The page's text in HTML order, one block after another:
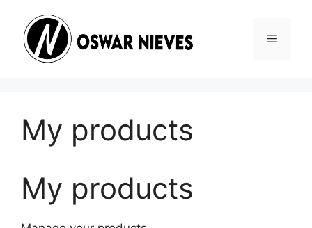
content
Menu
My products
My products